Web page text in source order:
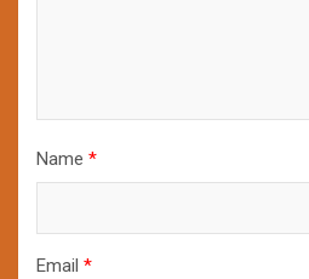
Name *
Email *